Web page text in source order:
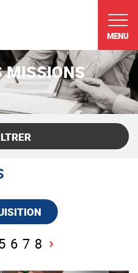
MENU
MISSIONS
6 7 8